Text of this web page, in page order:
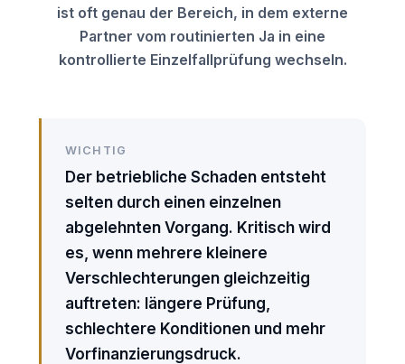
ist oft genau der Bereich, in dem externe
Partner vom routinierten Ja in eine
kontrollierte Einzelfallprüfung wechseln.
WICHTIG
Der betriebliche Schaden entsteht
selten durch einen einzelnen
abgelehnten Vorgang. Kritisch wird
es, wenn mehrere kleinere
Verschlechterungen gleichzeitig
auftreten: längere Prüfung,
schlechtere Konditionen und mehr
Vorfinanzierungsdruck.